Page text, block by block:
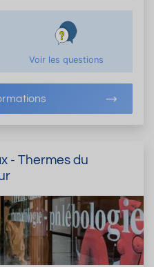
Voir les questions
- Thermes du